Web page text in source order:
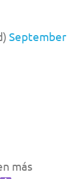
September
más